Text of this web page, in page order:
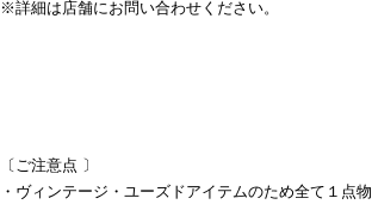
※詳細は店舗にお問い合わせください。
〔ご注意点 〕
・ヴィンテージ・ユーズドアイテムのため全て１点物